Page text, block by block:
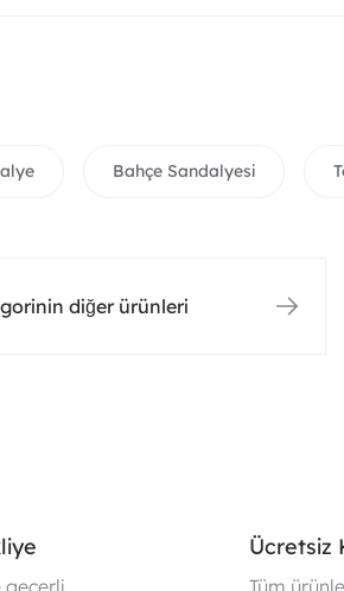
Bahçe Sandalyesi
diğer ürünleri
geçerli
Ücretsiz
Tüm